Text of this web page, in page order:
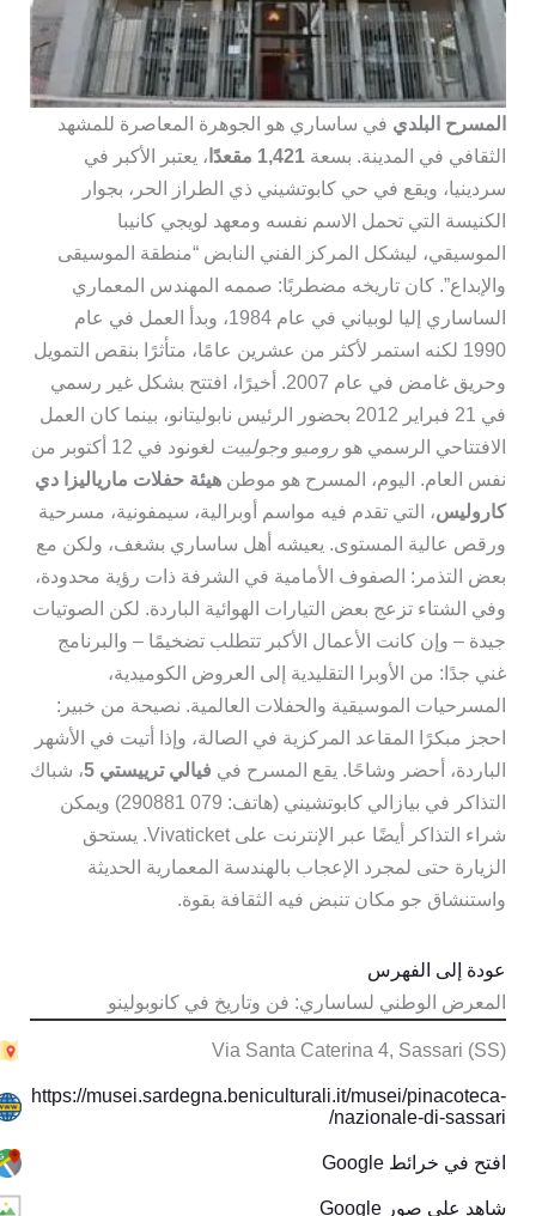
المسرح البلديفي ساساري هو الجوهرة المعاصرة للمشهد
الثقافي في المدينة. بسعة1,421 مقعدًا
، يعتبر الأكبر في
سردينيا، ويقع في حي كابوتشيني ذي الطراز الحر، بجوار
الكنيسة التي تحمل الاسم نفسه ومعهد لويجي كانيبا
الموسيقي، ليشكل المركز الفني النابض “منطقة الموسيقى
والإبداع”. كان تاريخه مضطربًا: صممه المهندس المعماري
الساساري إليا لوبياني في عام 1984، وبدأ العمل في عام
1990 لكنه استمر لأكثر من عشرين عامًا، متأثرًا بنقص التمويل
وحريق غامض في عام 2007. أخيرًا، افتتح بشكل غير رسمي
في 21 فبراير 2012 بحضور الرئيس نابوليتانو، بينما كان العمل
الافتتاحي الرسمي هوروميو وجولييت
لغونود في 12 أكتوبر من
نفس العام. اليوم، المسرح هو موطنهيئة حفلات مارياليزا دي
كاروليس ، التي تقدم فيه مواسم أوبرالية، سيمفونية، مسرحية
ورقص عالية المستوى. يعيشه أهل ساساري بشغف، ولكن مع
بعض التذمر: الصفوف الأمامية في الشرفة ذات رؤية محدودة،
وفي الشتاء تزعج بعض التيارات الهوائية الباردة. لكن الصوتيات
جيدة – وإن كانت الأعمال الأكبر تتطلب تضخيمًا – والبرنامج
غني جدًا: من الأوبرا التقليدية إلى العروض الكوميدية،
المسرحيات الموسيقية والحفلات العالمية. نصيحة من خبير:
احجز مبكرًا المقاعد المركزية في الصالة، وإذا أتيت في الأشهر
الباردة، أحضر وشاحًا. يقع المسرح فيفيالي ترييستي 5 ، شباك
التذاكر في بيازالي كابوتشيني (هاتف: 079 290881) ويمكن
شراء التذاكر أيضًا عبر الإنترنت على Vivaticket. يستحق
الزيارة حتى لمجرد الإعجاب بالهندسة المعمارية الحديثة
واستنشاق جو مكان تنبض فيه الثقافة بقوة.
المعرض الوطني لساساري: فن وتاريخ في كانوبولينو
عودة إلى الفهرس
Via Santa Caterina 4, Sassari (SS)
https://musei.sardegna.beniculturali.it/musei/pinacoteca-
nazionale-di-sassari/
افتح في خرائط Google
شاهد على صور Google